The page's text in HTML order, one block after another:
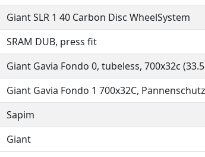
Giant SLR 1 40 Carbon Disc WheelSystem
SRAM DUB, press fit
Giant Gavia Fondo 0, tubeless, 700x32c
Giant Gavia Fondo 1 700x32C, Pannenschutz
Sapim
Giant